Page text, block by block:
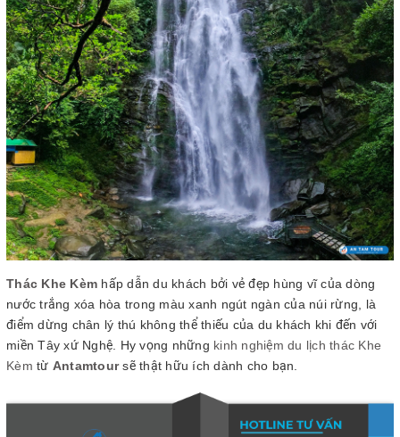
Thác Khe Kèm hấp dẫn du khách bởi vẻ đẹp hùng vĩ của dòng
nước trắng xóa hòa trong màu xanh ngút ngàn của núi rừng, là
điểm dừng chân lý thú không thể thiếu của du khách khi đến với
miền Tây xứ Nghệ. Hy vọng những kinh nghiệm du lịch thác Khe
Kèm từ Antamtoursẽ thật hữu ích dành cho bạn.